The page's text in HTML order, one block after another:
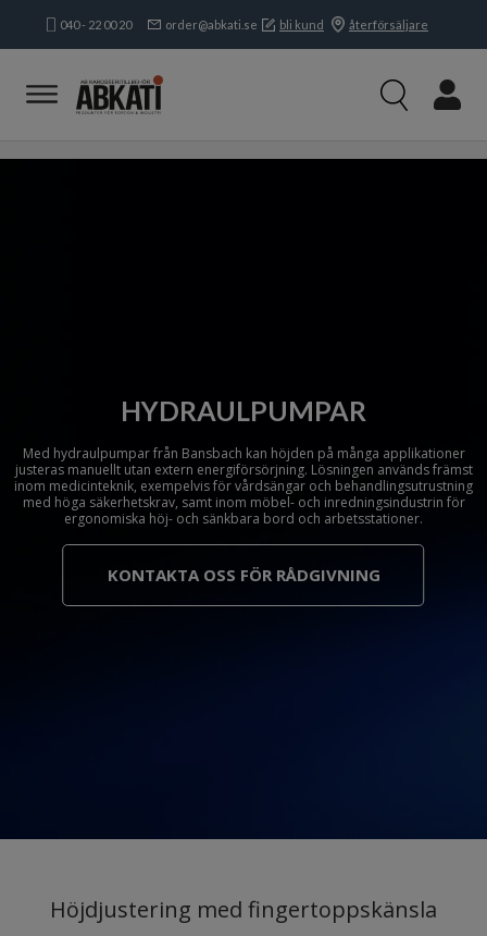
040 - 22 00 20 order@abkati.se bli kund återförsäljare
Produkter
Kampanjer
HYDRAULPUMPAR
Med hydraulpumpar från Bansbach kan höjden på många applikationer
justeras manuellt utan extern energiförsörjning. Lösningen används främst
inom medicinteknik, exempelvis för vårdsängar och behandlingsutrustning
med höga säkerhetskrav, samt inom möbel- och inredningsindustrin för
ergonomiska höj- och sänkbara bord och arbetsstationer.
KONTAKTA OSS FÖR RÅDGIVNING
Höjdjustering med fingertoppskänsla